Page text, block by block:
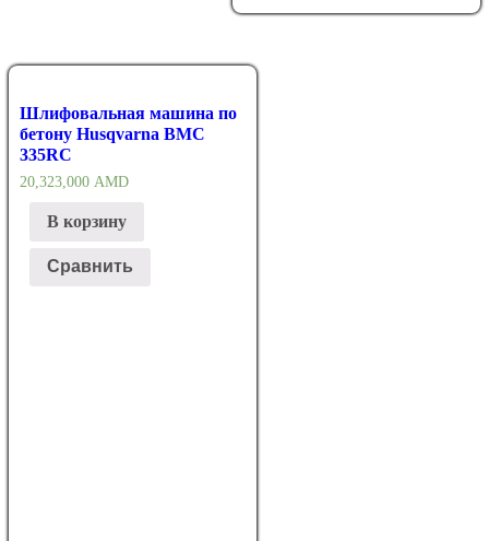
Шлифовальная машина по
бетону Husqvarna BMC
335RC
20,323,000 AMD
В корзину
Сравнить